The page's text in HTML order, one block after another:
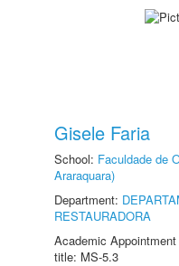
Gisele Faria
School: Faculdade de
Araraquara)
Department:
RESTAURADORA
Academic
title: MS-5.3